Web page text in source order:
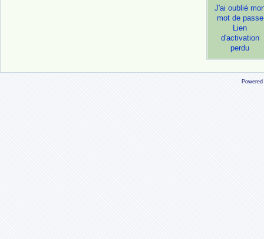
J'ai oublié
mot de passe
Lien
d'activation
perdu